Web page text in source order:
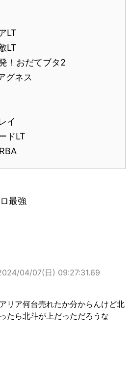
LT
LT
！おだてブタ2
グネス
イ
ドLT
最強
04/07(日) 09:27:31.69
リア何台売れたか分からんけど北
たら北斗が上だっただろうな